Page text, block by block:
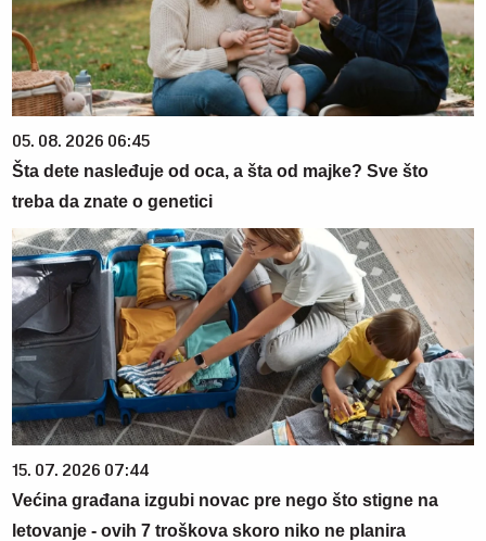
05. 08. 2026 06:45
Šta dete nasleđuje od oca, a šta od majke? Sve što
treba da znate o genetici
15. 07. 2026 07:44
Većina građana izgubi novac pre nego što stigne na
letovanje - ovih 7 troškova skoro niko ne planira